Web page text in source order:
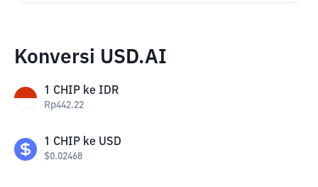
Konversi USD.AI
1 CHIP ke IDR
Rp442.22
1 CHIP ke USD
$0.02468